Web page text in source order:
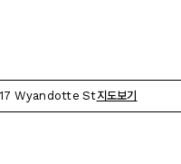
Wyandotte St지도보기